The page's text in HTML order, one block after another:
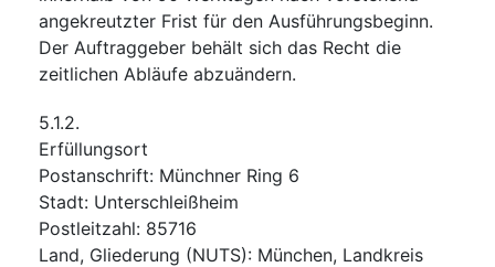
angekreutzter Frist für den Ausführungsbeginn.
Der Auftraggeber behält sich das Recht die
zeitlichen Abläufe abzuändern.
5.1.2.
Erfüllungsort
Postanschrift: Münchner Ring 6
Stadt: Unterschleißheim
Postleitzahl: 85716
Land, Gliederung (NUTS): München, Landkreis